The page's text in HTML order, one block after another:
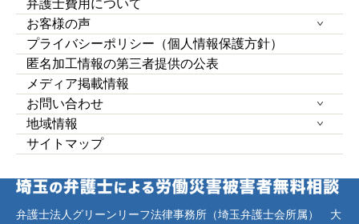
弁護士費用について
お客様の声
プライバシーポリシー（個人情報保護方針）
匿名加工情報の第三者提供の公表
メディア掲載情報
お問い合わせ
地域情報
サイトマップ
弁護士法人グリーンリーフ法律事務所（埼玉弁護士会所属） 大